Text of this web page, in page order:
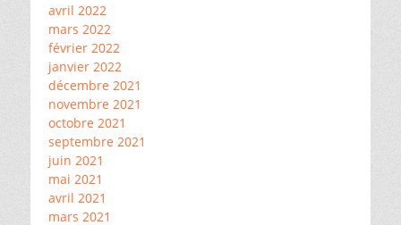
avril 2022
mars 2022
février 2022
janvier 2022
décembre 2021
novembre 2021
octobre 2021
septembre 2021
juin 2021
mai 2021
avril 2021
mars 2021